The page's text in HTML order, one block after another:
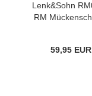
Lenk&Sohn
RM
59,95 EUR